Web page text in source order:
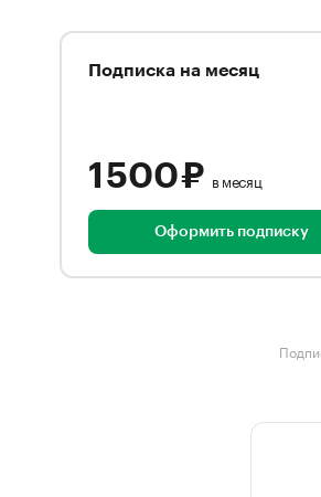
Подписка на месяц
1 500 ₽ в месяц
Оформить подписку